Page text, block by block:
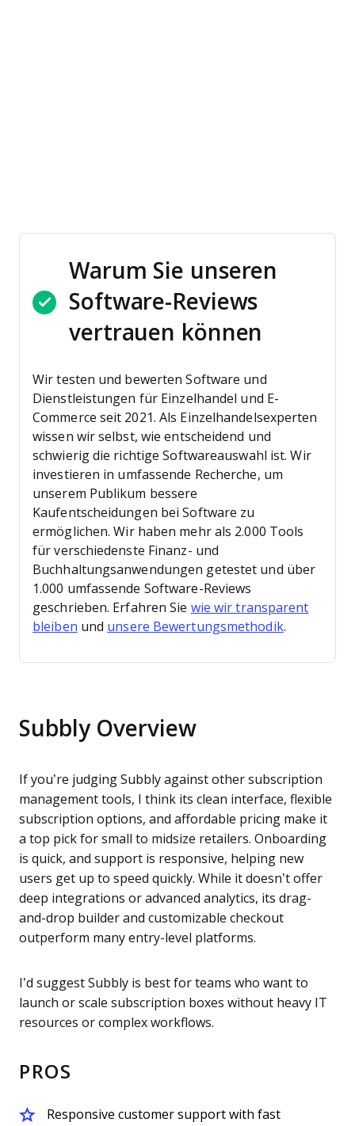
Warum Sie unseren
Software-Reviews
vertrauen können
Wir testen und bewerten Software und
Dienstleistungen für Einzelhandel und E-
Commerce seit 2021. Als Einzelhandelsexperten
wissen wir selbst, wie entscheidend und
schwierig die richtige Softwareauswahl ist. Wir
investieren in umfassende Recherche, um
unserem Publikum bessere
Kaufentscheidungen bei Software zu
ermöglichen. Wir haben mehr als 2.000 Tools
für verschiedenste Finanz- und
Buchhaltungsanwendungen getestet und über
1.000 umfassende Software-Reviews
geschrieben. Erfahren Sie wie wir transparent
bleiben und unsere Bewertungsmethodik.
Subbly Overview
If you’re judging Subbly against other subscription
management tools, I think its clean interface, flexible
subscription options, and affordable pricing make it
a top pick for small to midsize retailers. Onboarding
is quick, and support is responsive, helping new
users get up to speed quickly. While it doesn’t offer
deep integrations or advanced analytics, its drag-
and-drop builder and customizable checkout
outperform many entry-level platforms.
I’d suggest Subbly is best for teams who want to
launch or scale subscription boxes without heavy IT
resources or complex workflows.
PROS
Responsive customer support with fast